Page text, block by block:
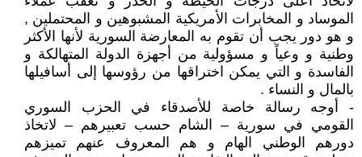
الموساد و المخابرات الأمريكية المشبوهين و المحتملين ,
و هو دور يجب أن تقوم به المعارضة السورية لأنها الأكثر
وطنية و وعياً و مسؤولية من أجهزة الدولة المتهالكة و
الفاسدة و التي يمكن اختراقها من رؤوسها إلى أسافيلها
بالمال و النساء .
- أوجه رسالة خاصة للأصدقاء في الحزب السوري
القومي في سورية – الشام حسب تعبيرهم – لاتخاذ
دورهم الوطني الهام و هم المعروف عنهم تميزهم